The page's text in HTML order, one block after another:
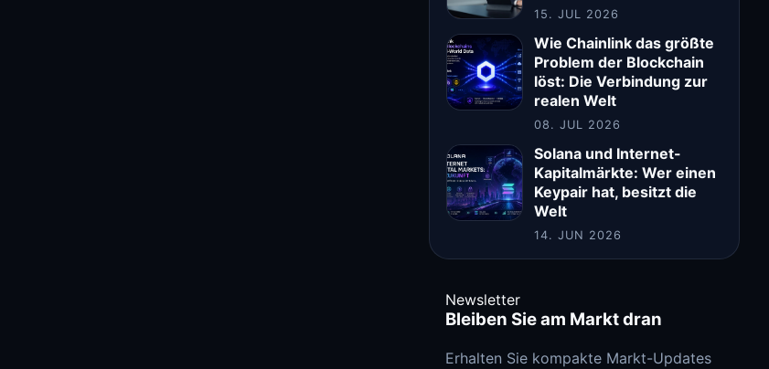
15. JUL 2026
Wie Chainlink das größte
Problem der Blockchain
löst: Die Verbindung zur
realen Welt
08. JUL 2026
Solana und Internet-
Kapitalmärkte: Wer einen
Keypair hat, besitzt die
Welt
14. JUN 2026
Newsletter
Bleiben Sie am Markt dran
Erhalten Sie kompakte Markt-Updates